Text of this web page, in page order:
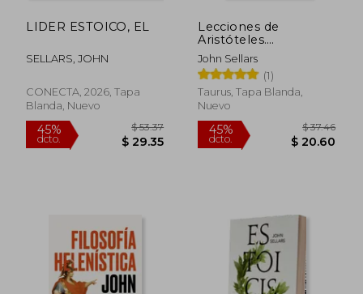
$ 19.58 dcto.
LIDER ESTOICO, EL
SELLARS, JOHN
CONECTA, 2026, Tapa
Blanda, Nuevo
Lecciones de
Aristóteles.
Comprender al
Mayor Filósofo de
Todos los Tiempos
John Sellars
(1)
Taurus, Tapa Blanda,
Nuevo